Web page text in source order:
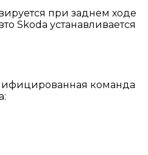
при заднем ходе
Skoda устанавливается
команда